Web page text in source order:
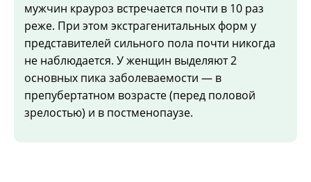
мужчин крауроз встречается почти в 10 раз
реже. При этом экстрагенитальных форм у
представителей сильного пола почти никогда
не наблюдается. У женщин выделяют 2
основных пика заболеваемости — в
препубертатном возрасте (перед половой
зрелостью) и в постменопаузе.